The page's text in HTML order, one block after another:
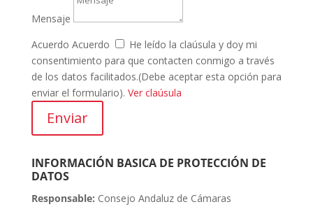
Mensaje
Acuerdo Acuerdo
He leído la claúsula y doy mi
consentimiento para que contacten conmigo a través
de los datos facilitados.(Debe aceptar esta opción para
enviar el formulario). Ver claúsula
Enviar
INFORMACIÓN BASICA DE PROTECCIÓN DE
DATOS
Responsable: Consejo Andaluz de Cámaras